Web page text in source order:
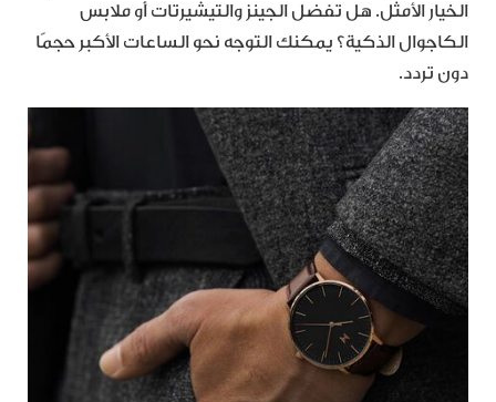
الخيار الأمثل. هل تفضل الجينز والتيشيرتات أو ملابس
الكاجوال الذكية؟ يمكنك التوجه نحو الساعات الأكبر حجمًا
دون تردد.